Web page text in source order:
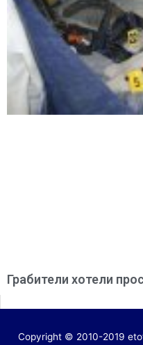
Грабители хотели
Copyright © 2010-2019